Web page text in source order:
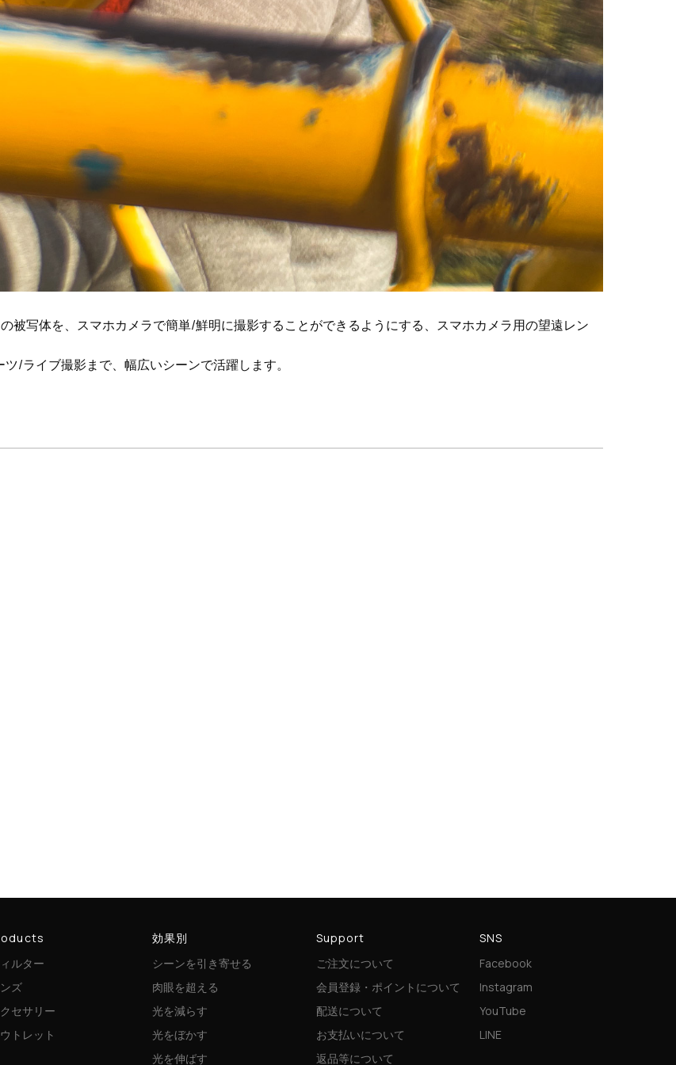
被写体を、スマホカメラで簡単/鮮明に撮影することができるようにする、スマホカメラ用の望遠レン
/ライブ撮影まで、幅広いシーンで活躍します。
ルター
ズ
セサリー
トレット
効果別
シーンを引き寄せる
肉眼を超える
光を減らす
光をぼかす
光を伸ばす
Support
ご注文について
会員登録・ポイントについて
配送について
お支払いについて
返品等について
SNS
Facebook
Instagram
YouTube
LINE